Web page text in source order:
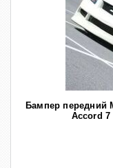
Бампер передний
Accord 7